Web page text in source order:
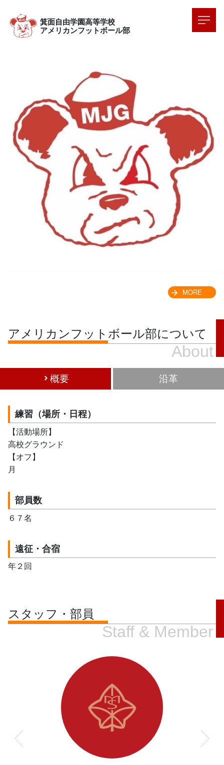
箕面自由学園高等学校
アメリカンフットボール部
MORE
アメリカンフットボール部について
About
概要 沿革
練習（場所・日程）
【活動場所】
高校グラウンド
【オフ】
月
部員数
６７名
遠征・合宿
年２回
スタッフ・部員
Staff & Member